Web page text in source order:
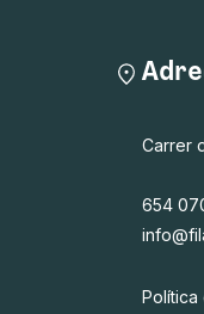
Carrer
654
Política